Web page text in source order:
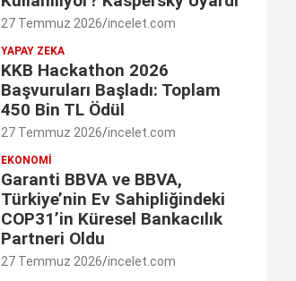
d
I
n
e
r
b
C
h
n
n
e
27 Temmuz 2026 incelet.com
YAPAY ZEKA
KKB Hackathon 2026
Başvuruları Başladı: Toplam
450 Bin TL Ödül
27 Temmuz 2026 incelet.com
EKONOMI
Garanti BBVA ve BBVA,
Türkiye’nin Ev Sahipliğindeki
COP31’in Küresel Bankacılık
Partneri Oldu
27 Temmuz 2026 incelet.com